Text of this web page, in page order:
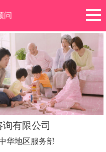
问
有限公司
华地区服务部